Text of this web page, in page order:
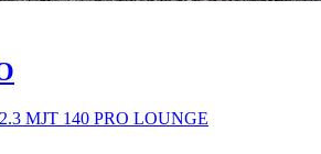
MJT 140 PRO LOUNGE